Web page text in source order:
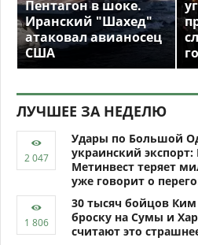
Пентагон в шоке.
Иранский "Шахед"
атаковал авианосец
США
ЛУЧШЕЕ ЗА НЕДЕЛЮ
Удары по Большой
украинский
Метинвест теряет
уже говорит о
30 тысяч бойцов
броску на Сумы и
считают это